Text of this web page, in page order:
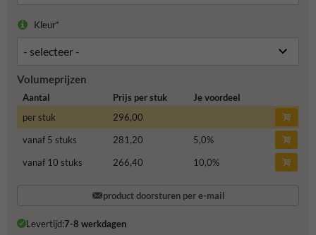
Kleur*
Volumeprijzen
Aantal Prijs per stuk
Je voordeel
per stuk
296,00
vanaf 5 stuks
281,20 5,0%
vanaf 10 stuks
266,40 10,0%
product doorsturen per e-mail
Levertijd:7-8 werkdagen